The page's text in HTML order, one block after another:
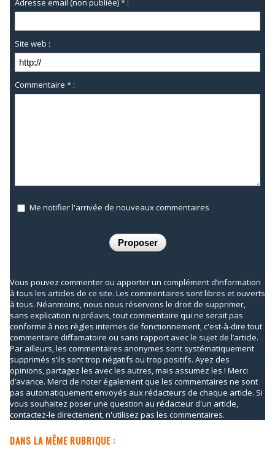
Adresse email (non publiée) * :
Site web :
Commentaire * :
Me notifier l'arrivée de nouveaux commentaires
Vous pouvez commenter ou apporter un complément d’information
à tous les articles de ce site. Les commentaires sont libres et ouverts
à tous. Néanmoins, nous nous réservons le droit de supprimer,
sans explication ni préavis, tout commentaire qui ne serait pas
conforme à nos règles internes de fonctionnement, c'est-à-dire tout
commentaire diffamatoire ou sans rapport avec le sujet de l’article.
Par ailleurs, les commentaires anonymes sont systématiquement
supprimés s’ils sont trop négatifs ou trop positifs. Ayez des
opinions, partagez les avec les autres, mais assumez les ! Merci
d’avance. Merci de noter également que les commentaires ne sont
pas automatiquement envoyés aux rédacteurs de chaque article. Si
vous souhaitez poser une question au rédacteur d'un article,
contactez-le directement, n'utilisez pas les commentaires.
DANS LA MÊME RUBRIQUE :